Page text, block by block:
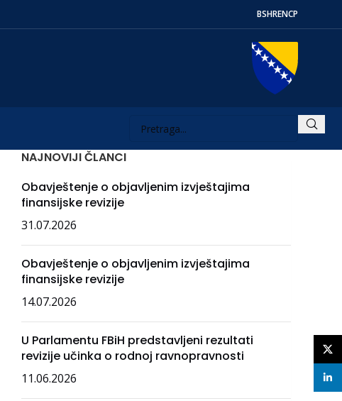
BSHRENСР
NAJNOVIJI ČLANCI
Obavještenje o objavljenim izvještajima
finansijske revizije
31.07.2026
Obavještenje o objavljenim izvještajima
finansijske revizije
14.07.2026
U Parlamentu FBiH predstavljeni rezultati
revizije učinka o rodnoj ravnopravnosti
11.06.2026